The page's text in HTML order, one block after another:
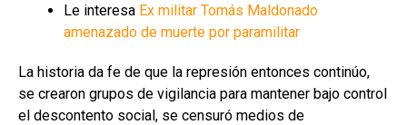
Le interesa Ex militar Tomás Maldonado
amenazado de muerte por paramilitar
La historia da fe de que la represión entonces continúo,
se crearon grupos de vigilancia para mantener bajo control
el descontento social, se censuró medios de